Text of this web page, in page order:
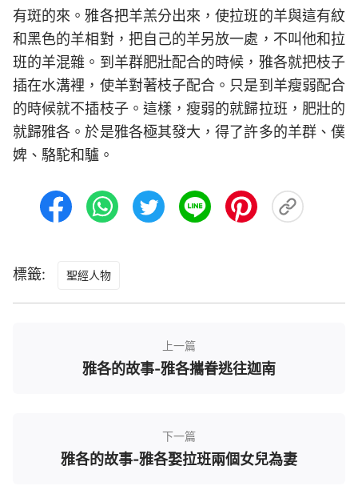
有斑的來。雅各把羊羔分出來，使拉班的羊與這有紋
和黑色的羊相對，把自己的羊另放一處，不叫他和拉
班的羊混雜。到羊群肥壯配合的時候，雅各就把枝子
插在水溝裡，使羊對著枝子配合。只是到羊瘦弱配合
的時候就不插枝子。這樣，瘦弱的就歸拉班，肥壯的
就歸雅各。於是雅各極其發大，得了許多的羊群、僕
婢、駱駝和驢。
標籤: 聖經人物
上一篇
雅各的故事-雅各攜眷逃往迦南
下一篇
雅各的故事-雅各娶拉班兩個女兒為妻